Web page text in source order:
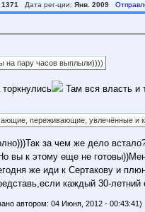
1371 Дата рег-ции: Янв. 2009
на пару часов выплыли))))
Там вся власть и
переживающие, увлечённые и
за чем же дело
вы к этому еще не
же иди к Сертакову и
каждый 30-летний
автором: 04 Июня, 2012 - 00:43:41)